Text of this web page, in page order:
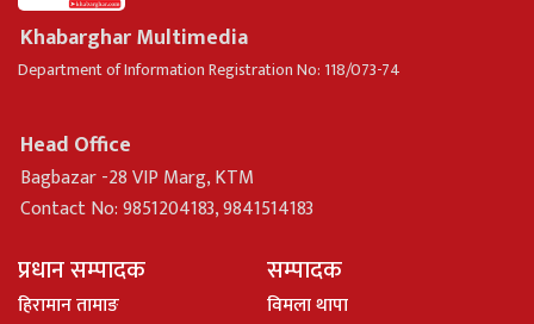
Khabarghar Multimedia
Department of Information Registration No: 118/073-74
Head Office
Bagbazar -28 VIP Marg, KTM
Contact No: 9851204183, 9841514183
प्रधान सम्पादक
हिरामान तामाङ
सम्पादक
विमला थापा